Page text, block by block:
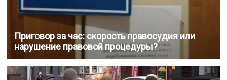
Приговор за час: скорость правосудия или
нарушение правовой процедуры?